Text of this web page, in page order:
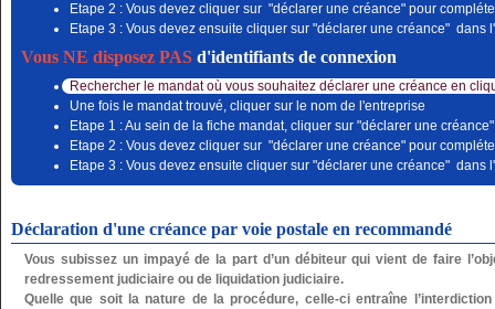
Etape 2 : Vous devez cliquer sur "déclarer une créance" pour
Etape 3 : Vous devez ensuite cliquer sur "déclarer une créance" dans
Vous NE disposez PASd'identifiants de connexion
Rechercher le mandat où vous souhaitez déclarer une créance en
Une fois le mandat trouvé, cliquer sur le nom de l'entreprise
Etape 1 : Au sein de la fiche mandat, cliquer sur "déclarer une créance"
Etape 2 : Vous devez cliquer sur "déclarer une créance" pour
Etape 3 : Vous devez ensuite cliquer sur "déclarer une créance" dans
Déclaration d'une créance par voie postale en recommandé
Vous subissez un impayé de la part d’un débiteur qui vient de faire
redressement judiciaire ou de liquidation judiciaire.
Quelle que soit la nature de la procédure, celle-ci entraîne